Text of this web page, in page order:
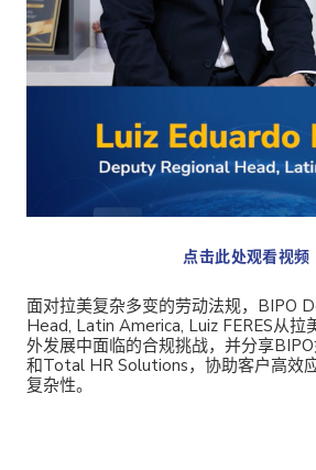
点击此处观看视频
面对拉美复杂多变的劳动法规，BIPO
Head, Latin America, Luiz FERES从拉
外发展中面临的合规挑战，并分享
和Total HR Solutions，协助客户高效
复杂性。